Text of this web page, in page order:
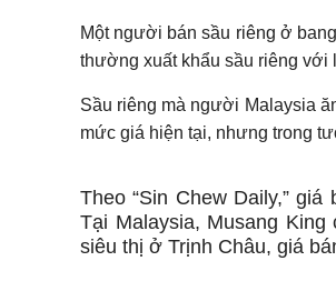
Một người bán sầu riêng ở
thường xuất khẩu sầu riêng với
Sầu riêng mà người Malaysia
mức giá hiện tại, nhưng trong
Theo “Sin Chew Daily,”
Tại Malaysia, Musang
siêu thị ở Trịnh Châu, giá